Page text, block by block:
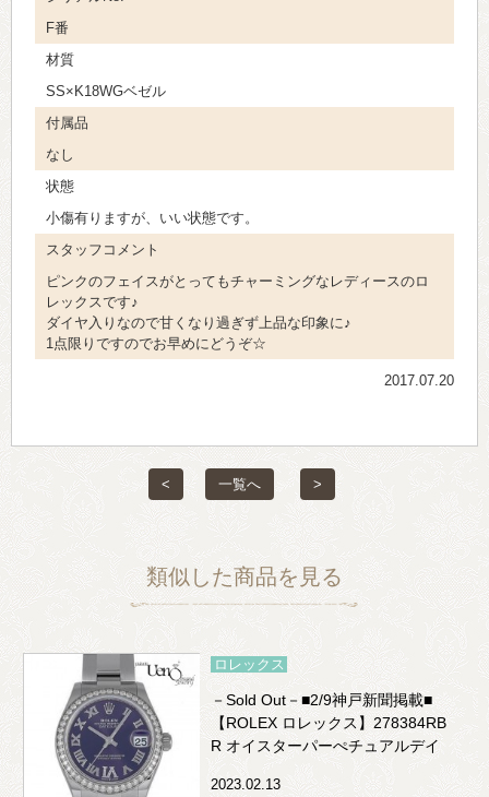
F番
材質
SS×K18WGベゼル
付属品
なし
状態
小傷有りますが、いい状態です。
スタッフコメント
ピンクのフェイスがとってもチャーミングなレディースのロ
レックスです♪
ダイヤ入りなので甘くなり過ぎず上品な印象に♪
1点限りですのでお早めにどうぞ☆
2017.07.20
< 一覧へ >
類似した商品を見る
ロレックス
－Sold Out－■2/9神戸新聞掲載■
【ROLEX ロレックス】278384RB
R オイスターパーぺチュアルデイ
トジャスト31
2023.02.13